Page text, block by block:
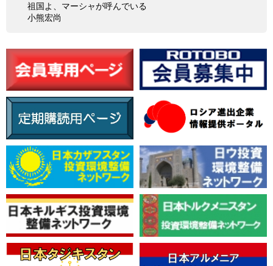
祖国よ、マーシャが呼んでいる
小熊宏尚